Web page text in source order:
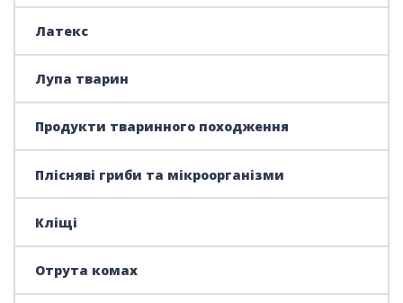
Латекс
Лупа тварин
Продукти тваринного походження
Плісняві гриби та мікроорганізми
Кліщі
Отрута комах